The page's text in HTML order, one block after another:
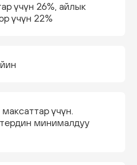
үчүн 26%, айлык
үчүн 22%
үчүн.
минималдуу